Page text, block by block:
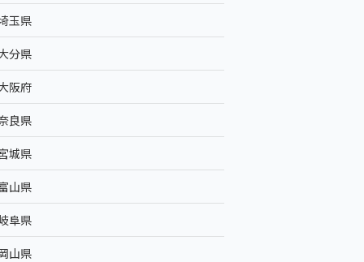
玉県
分県
阪府
良県
城県
山県
阜県
山県